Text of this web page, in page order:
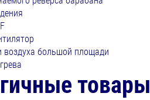
воздуха большой площади
товары